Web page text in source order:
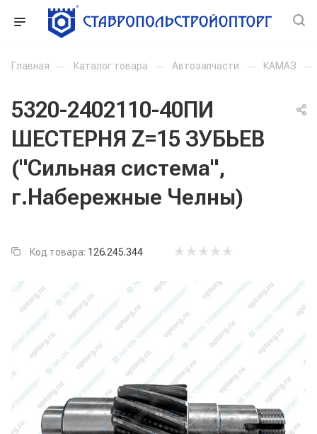
Главная — Каталог товара — Автозапчасти — КАМАЗ —
5320-2402110-40ПИ
ШЕСТЕРНЯ Z=15 ЗУБЬЕВ
("Сильная система",
г.Набережные Челны)
Код товара: 126.245.344